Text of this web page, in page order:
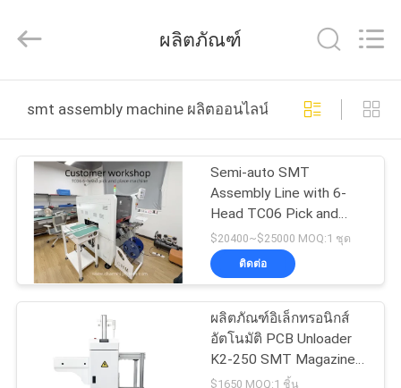
บ้าน
สินค้า
วิดีโอ
เกี่ยว
2026
CHARMHIGH
All
Reserved.
ผลิตภัณฑ์
smt assembly machine ผลิตออนไลน์
Semi-auto SMT
Assembly Line with 6-
Head TC06 Pick and
Place
$20400~$25000 MOQ:1 ชุด
ติดต่อ
ผลิตภัณฑ์อิเล็กทรอนิกส์
อัตโนมัติ PCB Unloader
K2-250 SMT Magazine
Loader สําหรับสายการ
$1650 MOQ:1 ชิ้น